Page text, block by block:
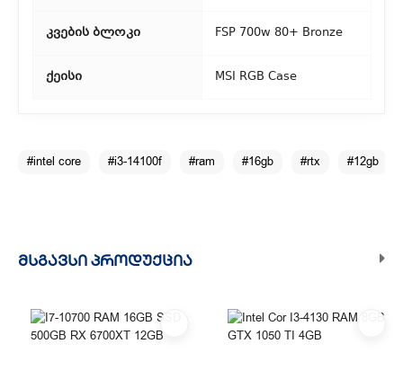
კვების ბლოკი FSP 700w 80+ Bronze
ქეისი MSI RGB Case
#intel core #i3-14100f #ram #16gb #rtx #12gb
ᲛᲡᲒᲐᲕᲡᲘ ᲞᲠᲝᲓᲣᲥᲪᲘᲐ